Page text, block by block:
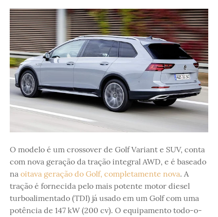
O modelo é um crossover de Golf Variant e SUV, conta
com nova geração da tração integral AWD, e é baseado
na oitava geração do Golf, completamente nova. A
tração é fornecida pelo mais potente motor diesel
turboalimentado (TDI) já usado em um Golf com uma
potência de 147 kW (200 cv). O equipamento todo-o-